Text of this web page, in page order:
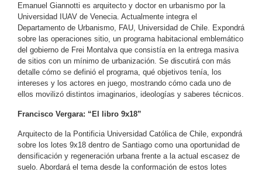
Emanuel Giannotti es arquitecto y doctor en urbanismo por la
Universidad IUAV de Venecia. Actualmente integra el
Departamento de Urbanismo, FAU, Universidad de Chile. Expondrá
sobre las operaciones sitio, un programa habitacional emblemático
del gobierno de Frei Montalva que consistía en la entrega masiva
de sitios con un mínimo de urbanización. Se discutirá con más
detalle cómo se definió el programa, qué objetivos tenía, los
intereses y los actores en juego, mostrando cómo cada uno de
ellos movilizó distintos imaginarios, ideologías y saberes técnicos.
Francisco Vergara: “El libro 9x18”
Arquitecto de la Pontificia Universidad Católica de Chile, expondrá
sobre los lotes 9x18 dentro de Santiago como una oportunidad de
densificación y regeneración urbana frente a la actual escasez de
suelo. Abordará el tema desde la conformación de estos lotes